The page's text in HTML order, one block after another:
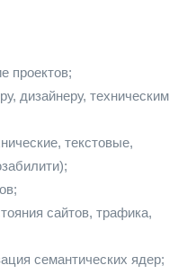
проектов;
дизайнеру, техническим
текстовые,
сайтов, трафика,
семантических ядер;